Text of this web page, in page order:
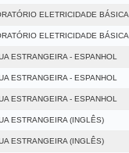
ELETRICIDADE BÁSICA
ELETRICIDADE BÁSICA
ESTRANGEIRA - ESPANHOL
ESTRANGEIRA - ESPANHOL
ESTRANGEIRA - ESPANHOL
ESTRANGEIRA (INGLÊS)
ESTRANGEIRA (INGLÊS)